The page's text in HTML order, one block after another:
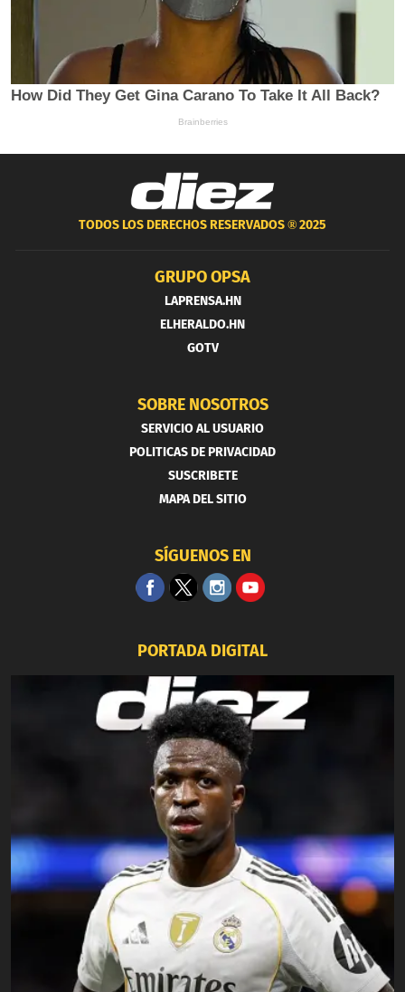
TODOS LOS DERECHOS RESERVADOS ®2025
GRUPO OPSA
LAPRENSA.HN
ELHERALDO.HN
GOTV
SOBRE NOSOTROS
SERVICIO AL USUARIO
POLITICAS DE PRIVACIDAD
SUSCRIBETE
MAPA DEL SITIO
SÍGUENOS EN
PORTADA DIGITAL